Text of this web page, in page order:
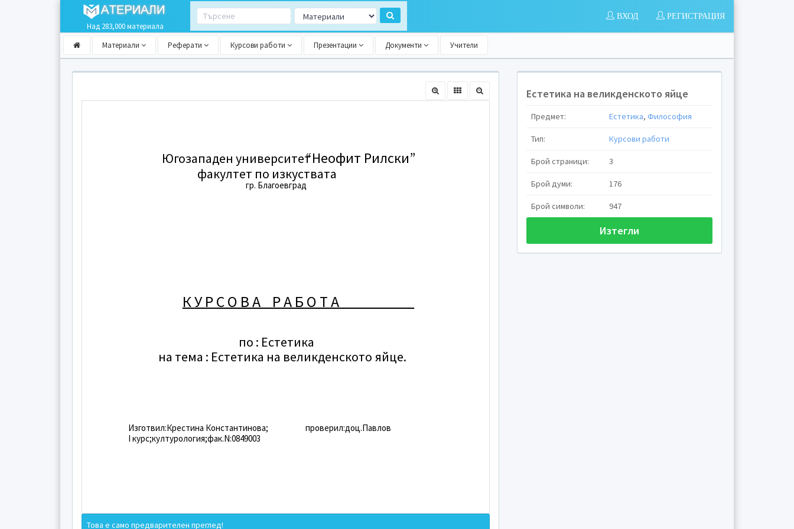
Над 283,000 материала
РЕГИСТРАЦИЯ
ВХОД
Материали Реферати Курсови работи Презентации Документи Учители
Югозападен университет“Неофит Рилски”
факултет по изкуствата
гр. Благоевград
К У Р С О В А Р А Б О Т А
по : Естетика
на тема : Естетика на великденското яйце.
Изготвил:Крестина Константинова;
проверил:доц.Павлов
I курс;културология;фак.N:0849003
Това е само предварителен преглед!
Естетика на великденското яйце
Предмет: Естетика,Философия
Тип: Курсови работи
Брой страници: 3
Брой думи: 176
Брой символи: 947
Изтегли